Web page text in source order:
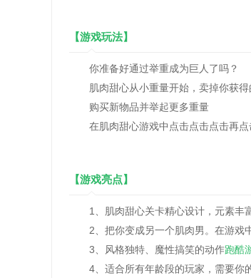
【游戏玩法】
你准备好通过举重成为巨人了吗？
肌肉甜心从小重量开始，卖掉你获得
购买新物品并举起更多重量
在肌肉甜心游戏中点击点击点击再点
【游戏亮点】
1、肌肉甜心关卡精心设计，元素丰富
2、把你变成另一个肌肉男。在游戏中
3、风格独特、魔性搞笑的动作跑酷
4、适合所有年龄段的玩家，需要你的